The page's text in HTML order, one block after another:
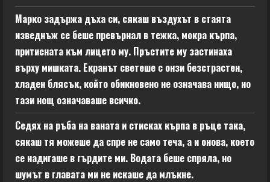
Марко задържа дъха си, сякаш въздухът в стаята
изведнъж се беше превърнал в тежка, мокра кърпа,
притисната към лицето му. Пръстите му застинаха
върху мишката. Екранът светеше с онзи безстрастен,
хладен блясък, който обикновено не означава нищо, но
тази нощ означаваше всичко.
Седях на ръба на ваната и стисках кърпа в ръце така,
сякаш тя можеше да спре не само теча, а и онова, което
се надигаше в гърдите ми. Водата беше спряла, но
шумът в главата ми не искаше да млъкне.